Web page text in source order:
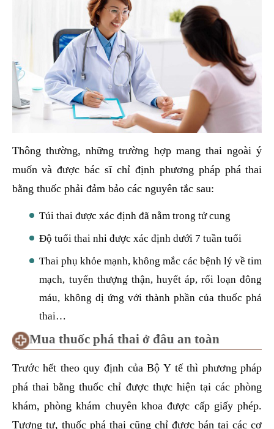
Thông thường, những trường hợp mang thai ngoài ý
muốn và được bác sĩ chỉ định phương pháp phá thai
bằng thuốc phải đảm bảo các nguyên tắc sau:
Túi thai được xác định đã nằm trong tử cung
Độ tuổi thai nhi được xác định dưới 7 tuần tuổi
Thai phụ khỏe mạnh, không mắc các bệnh lý về tim
mạch, tuyến thượng thận, huyết áp, rối loạn đông
máu, không dị ứng với thành phần của thuốc phá
thai…
Mua thuốc phá thai ở đâu an toàn
Trước hết theo quy định của Bộ Y tế thì phương pháp
phá thai bằng thuốc chỉ được thực hiện tại các phòng
khám, phòng khám chuyên khoa được cấp giấy phép.
Tương tự, thuốc phá thai cũng chỉ được bán tại các cơ